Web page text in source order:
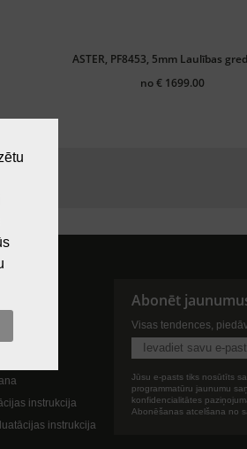
ASTER, PF8453, 5mm Laulības
no € 1699.00
instrukcija
instrukcija
Abonēt
Visas tendences,
Jūsu e-pasts tiks nosūtīts
programmatūru jaunumu
konfidencialitātes
Abonēšanas atcelšana no